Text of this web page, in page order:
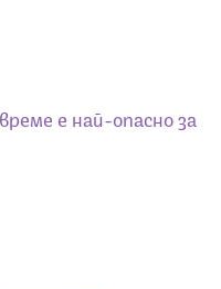
е най-опасно за